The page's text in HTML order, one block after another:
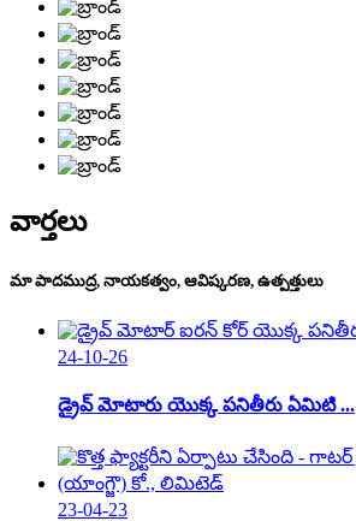
వార్తలు
మా పాదముద్ర, నాయకత్వం, ఆవిష్కరణ, ఉత్పత్తులు
24-10-26
డ్రైవ్ మోటారు యొక్క పనితీరు ఏమిటి ...
23-04-23